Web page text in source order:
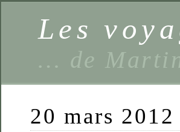
Les
… de
20 mars 2012